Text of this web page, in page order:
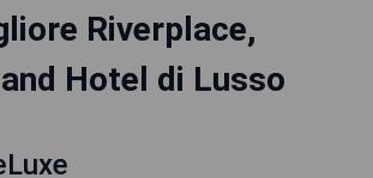
Riverplace,
Hotel di Lusso